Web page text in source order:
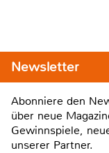
Newsletter
Abonniere den
über neue
Gewinnspiele,
unserer Partner.